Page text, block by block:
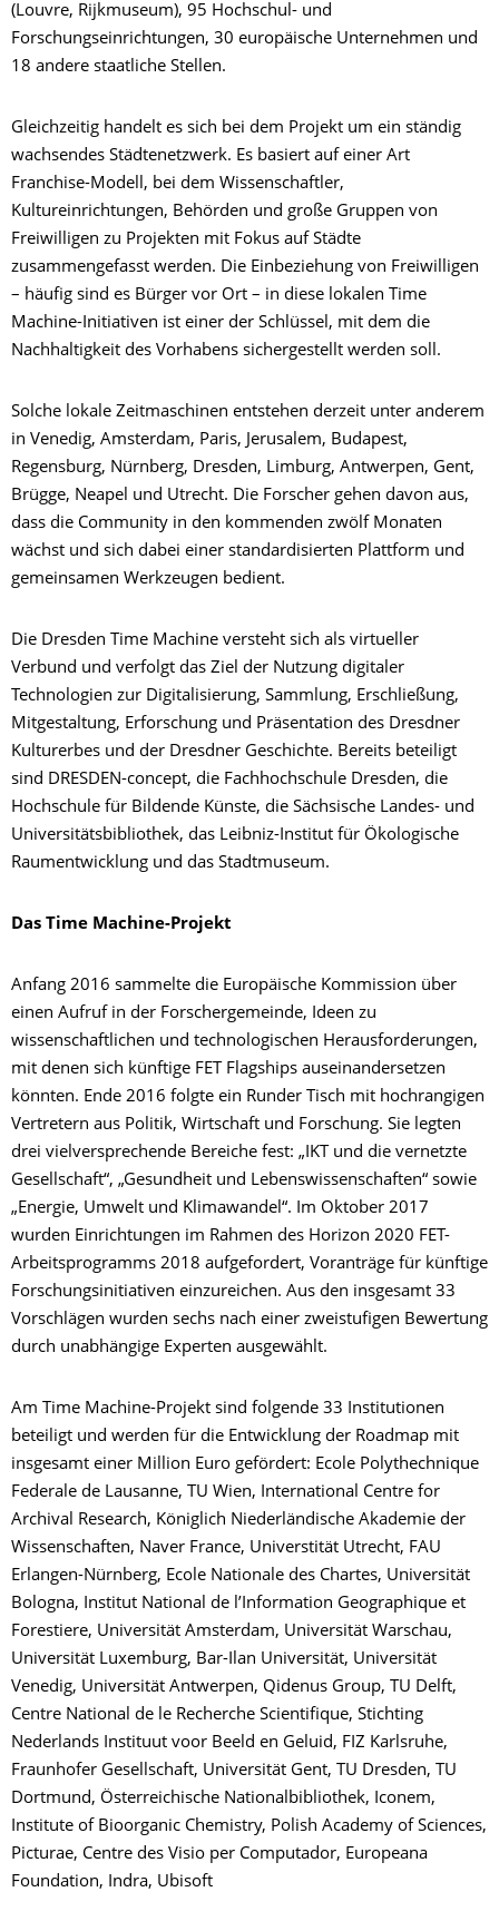
(Louvre, Rijkmuseum), 95 Hochschul- und
Forschungseinrichtungen, 30 europäische Unternehmen und
18 andere staatliche Stellen.
Gleichzeitig handelt es sich bei dem Projekt um ein ständig
wachsendes Städtenetzwerk. Es basiert auf einer Art
Franchise-Modell, bei dem Wissenschaftler,
Kultureinrichtungen, Behörden und große Gruppen von
Freiwilligen zu Projekten mit Fokus auf Städte
zusammengefasst werden. Die Einbeziehung von Freiwilligen
– häufig sind es Bürger vor Ort – in diese lokalen Time
Machine-Initiativen ist einer der Schlüssel, mit dem die
Nachhaltigkeit des Vorhabens sichergestellt werden soll.
Solche lokale Zeitmaschinen entstehen derzeit unter anderem
in Venedig, Amsterdam, Paris, Jerusalem, Budapest,
Regensburg, Nürnberg, Dresden, Limburg, Antwerpen, Gent,
Brügge, Neapel und Utrecht. Die Forscher gehen davon aus,
dass die Community in den kommenden zwölf Monaten
wächst und sich dabei einer standardisierten Plattform und
gemeinsamen Werkzeugen bedient.
Die Dresden Time Machine versteht sich als virtueller
Verbund und verfolgt das Ziel der Nutzung digitaler
Technologien zur Digitalisierung, Sammlung, Erschließung,
Mitgestaltung, Erforschung und Präsentation des Dresdner
Kulturerbes und der Dresdner Geschichte. Bereits beteiligt
sind DRESDEN-concept, die Fachhochschule Dresden, die
Hochschule für Bildende Künste, die Sächsische Landes- und
Universitätsbibliothek, das Leibniz-Institut für Ökologische
Raumentwicklung und das Stadtmuseum.
Das Time Machine-Projekt
Anfang 2016 sammelte die Europäische Kommission über
einen Aufruf in der Forschergemeinde, Ideen zu
wissenschaftlichen und technologischen Herausforderungen,
mit denen sich künftige FET Flagships auseinandersetzen
könnten. Ende 2016 folgte ein Runder Tisch mit hochrangigen
Vertretern aus Politik, Wirtschaft und Forschung. Sie legten
drei vielversprechende Bereiche fest: „IKT und die vernetzte
Gesellschaft“, „Gesundheit und Lebenswissenschaften“ sowie
„Energie, Umwelt und Klimawandel“. Im Oktober 2017
wurden Einrichtungen im Rahmen des Horizon 2020 FET-
Arbeitsprogramms 2018 aufgefordert, Voranträge für künftige
Forschungsinitiativen einzureichen. Aus den insgesamt 33
Vorschlägen wurden sechs nach einer zweistufigen Bewertung
durch unabhängige Experten ausgewählt.
Am Time Machine-Projekt sind folgende 33 Institutionen
beteiligt und werden für die Entwicklung der Roadmap mit
insgesamt einer Million Euro gefördert: Ecole Polythechnique
Federale de Lausanne, TU Wien, International Centre for
Archival Research, Königlich Niederländische Akademie der
Wissenschaften, Naver France, Universtität Utrecht, FAU
Erlangen-Nürnberg, Ecole Nationale des Chartes, Universität
Bologna, Institut National de l’Information Geographique et
Forestiere, Universität Amsterdam, Universität Warschau,
Universität Luxemburg, Bar-Ilan Universität, Universität
Venedig, Universität Antwerpen, Qidenus Group, TU Delft,
Centre National de le Recherche Scientifique, Stichting
Nederlands Instituut voor Beeld en Geluid, FIZ Karlsruhe,
Fraunhofer Gesellschaft, Universität Gent, TU Dresden, TU
Dortmund, Österreichische Nationalbibliothek, Iconem,
Institute of Bioorganic Chemistry, Polish Academy of Sciences,
Picturae, Centre des Visio per Computador, Europeana
Foundation, Indra, Ubisoft